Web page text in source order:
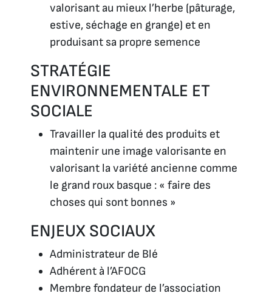
valorisant au mieux l’herbe (pâturage,
estive, séchage en grange) et en
produisant sa propre semence
STRATÉGIE
ENVIRONNEMENTALE ET
SOCIALE
Travailler la qualité des produits et
maintenir une image valorisante en
valorisant la variété ancienne comme
le grand roux basque : « faire des
choses qui sont bonnes »
ENJEUX SOCIAUX
Administrateur de Blé
Adhérent à l’AFOCG
Membre fondateur de l’association